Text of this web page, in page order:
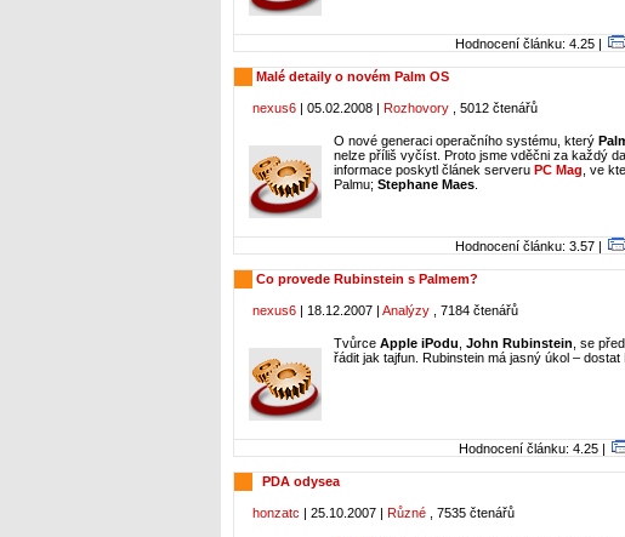
Hodnocení článku: 4.25 |
Malé detaily o novém Palm OS
nexus6 | 05.02.2008 | Rozhovory , 5012 čtenářů
O nové generaci operačního systému, který
nelze příliš vyčíst. Proto jsme vděčni za každý
informace poskytl článek serveru PC Mag , ve
Palmu; Stephane Maes.
Hodnocení článku: 3.57 |
Co provede Rubinstein s Palmem?
nexus6 | 18.12.2007 | Analýzy , 7184 čtenářů
Tvůrce Apple iPodu John Rubinstein , se
řádit jak tajfun. Rubinstein má jasný úkol –
Hodnocení článku: 4.25 |
PDA odysea
honzatc | 25.10.2007 | Různé , 7535 čtenářů